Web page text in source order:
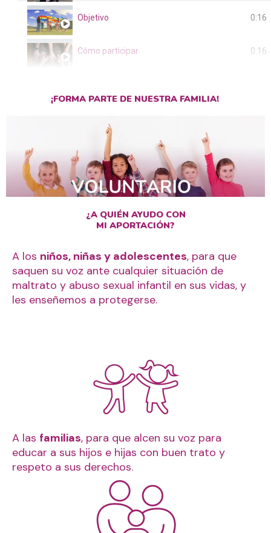
Objetivo 0:16
Cómo participar 0:16
¡FORMA PARTE DE NUESTRA FAMILIA!
¿A QUIÉN AYUDO CON
MI APORTACIÓN?
A los niños, niñas y adolescentes, para que
saquen su voz ante cualquier situación de
maltrato y abuso sexual infantil en sus vidas, y
les enseñemos a protegerse.
A las familias, para que alcen su voz para
educar a sus hijos e hijas con buen trato y
respeto a sus derechos.